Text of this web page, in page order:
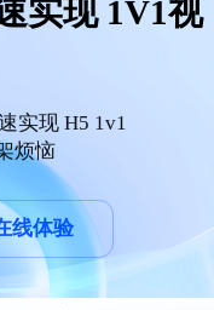
实现 1V1视
实现 H5 1v1
烦恼
线体验